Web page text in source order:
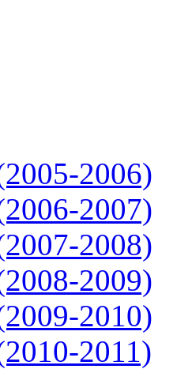
2006)
2007)
2008)
2009)
2010)
2011)